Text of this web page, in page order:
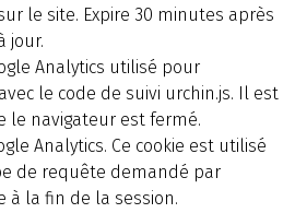
le site. Expire 30 minutes après
jour.
Analytics utilisé pour
le code de suivi urchin.js. Il est
le navigateur est fermé.
Analytics. Ce cookie est utilisé
de requête demandé par
à la fin de la session.